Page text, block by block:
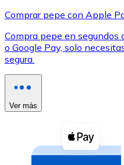
XRP
XRP
Ver todo
Compra
Comprar pepe con Apple
Compra pepe en segundos
o Google Pay, solo
segura.
Ver más